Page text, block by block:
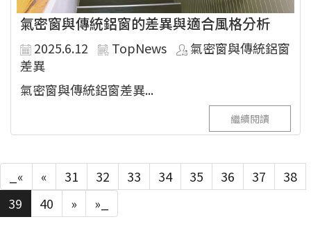
氣密窗與傳統鋁窗的差異與適合風格分析
2025.6.12 TopNews
氣密窗與傳統鋁窗
差異
氣密窗與傳統鋁窗差異...
繼續閱讀
_« « 31 32 33 34 35 36 37
38
39
40 » »_